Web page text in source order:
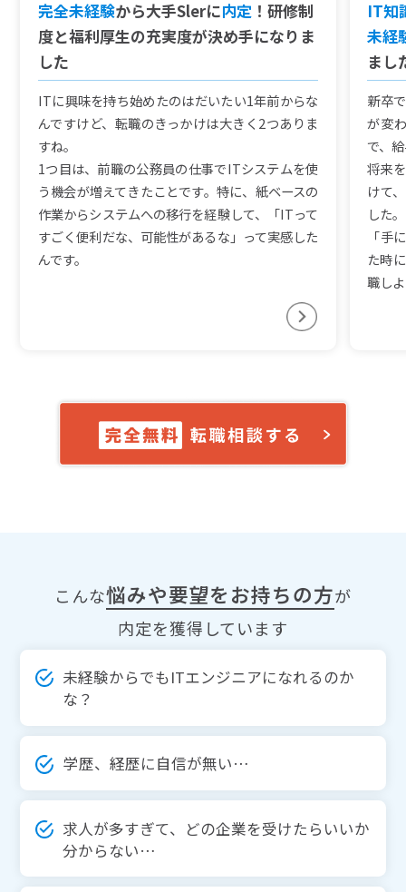
完全未経験から大手Slerに内定 ！研修制
度と福利厚生の充実度が決め手になりま
した
ITに興味を持ち始めたのはだいたい1年前からな
んですけど、転職のきっかけは大きく2つありま
すね。
1つ目は、前職の公務員の仕事でITシステムを使
う機会が増えてきたことです。特に、紙ベースの
作業からシステムへの移行を経験して、「ITって
すごく便利だな、可能性があるな」って実感した
んです。
IT知
未経
まし
新卒
が変
で、
将来
けて
した。
「手
た時
職し
こんな悩みや要望をお持ちの方が
内定を獲得しています
未経験からでもITエンジニアになれるのか
な？
学歴、経歴に自信が無い…
求人が多すぎて、どの企業を受けたらいいか
分からない…